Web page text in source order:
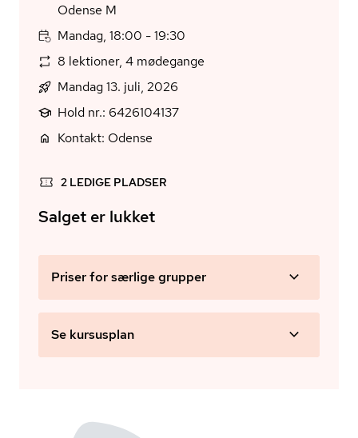
Odense M
Mandag, 18:00 - 19:30
8 lektioner, 4 mødegange
Mandag 13. juli, 2026
Hold nr.: 6426104137
Kontakt: Odense
2 LEDIGE PLADSER
Salget er lukket
Priser for særlige grupper
Se kursusplan